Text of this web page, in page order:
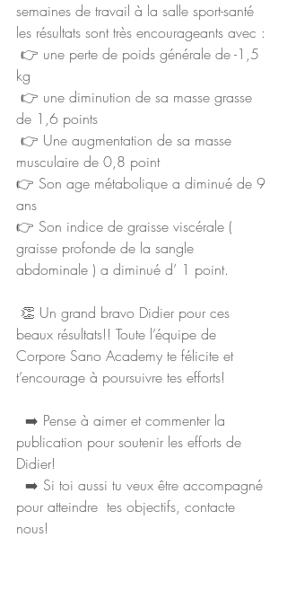
semaines de travail à la salle sport-santé
les résultats sont très encourageants avec :
kg
de 1,6 points
musculaire de 0,8 point
👉 Son age métabolique a diminué de 9
ans
👉 Son indice de graisse viscérale (
graisse profonde de la sangle
abdominale ) a diminué d’ 1 point.
beaux résultats!! Toute l’équipe de
Corpore Sano Academy te félicite et
t’encourage à poursuivre tes efforts!
publication pour soutenir les efforts de
Didier!
pour atteindre  tes objectifs, contacte
nous!